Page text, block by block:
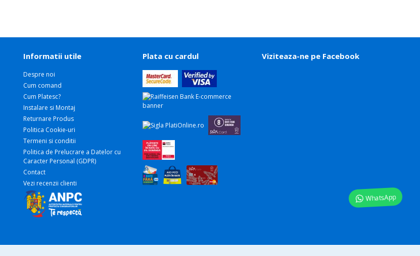
WhatsApp
Informatii utile
Despre noi
Cum comand
Cum Platesc?
Instalare si Montaj
Returnare Produs
Politica Cookie-uri
Termeni si conditii
Politica de Prelucrare a Datelor cu
Caracter Personal (GDPR)
Contact
Vezi recenzii clienti
Plata cu cardul Viziteaza-ne pe Facebook